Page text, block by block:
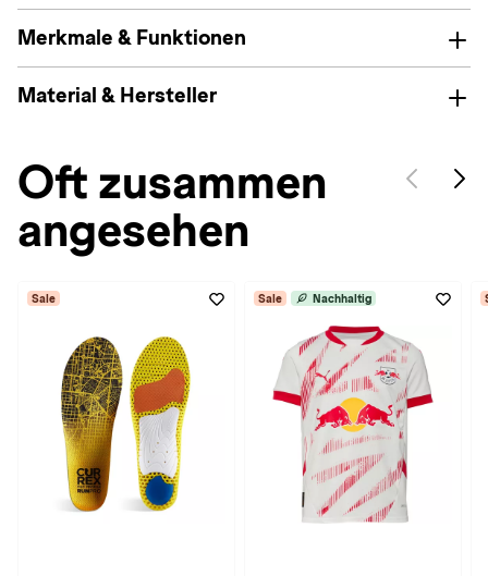
Merkmale & Funktionen
Material & Hersteller
Oft zusammen
angesehen
Sale Sale Nachhaltig